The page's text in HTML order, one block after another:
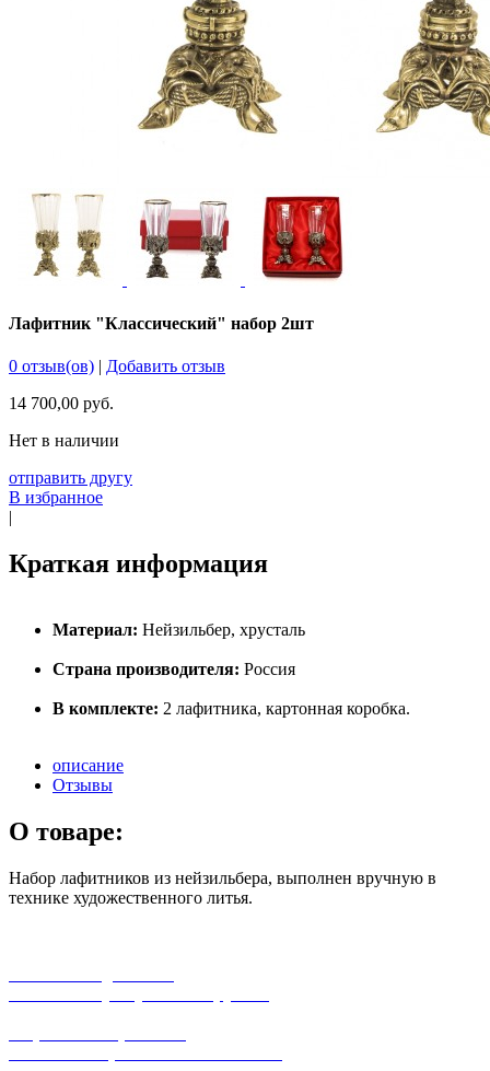
Лафитник "Классический" набор 2шт
0 отзыв(ов) | Добавить отзыв
14 700,00 руб.
Нет в наличии
отправить другу
В избранное
|
Краткая информация
Материал: Нейзильбер, хрусталь
Страна производителя: Россия
В комплекте: 2 лафитника, картонная коробка.
описание
Отзывы
О товаре:
Набор лафитников из нейзильбера, выполнен вручную в
технике художественного литья.